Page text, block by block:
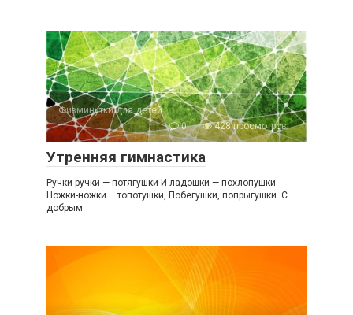
Физминутки для детей
0
428 просмотров
Утренняя гимнастика
Ручки-ручки — потягушки И ладошки — похлопушки.
Ножки-ножки – топотушки, Побегушки, попрыгушки. С
добрым